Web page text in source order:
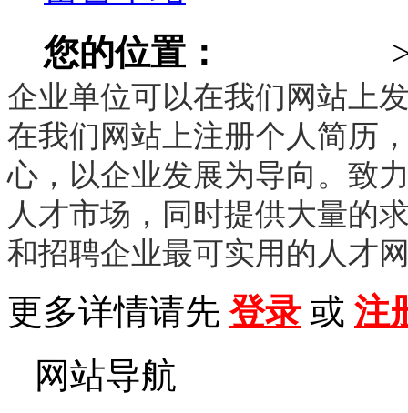
您的位置：
企业单位可以在我们网站上
在我们网站上注册个人简历
心，以企业发展为导向。致
人才市场，同时提供大量的
和招聘企业最可实用的人才
更多详情请先登录或 注
网站导航